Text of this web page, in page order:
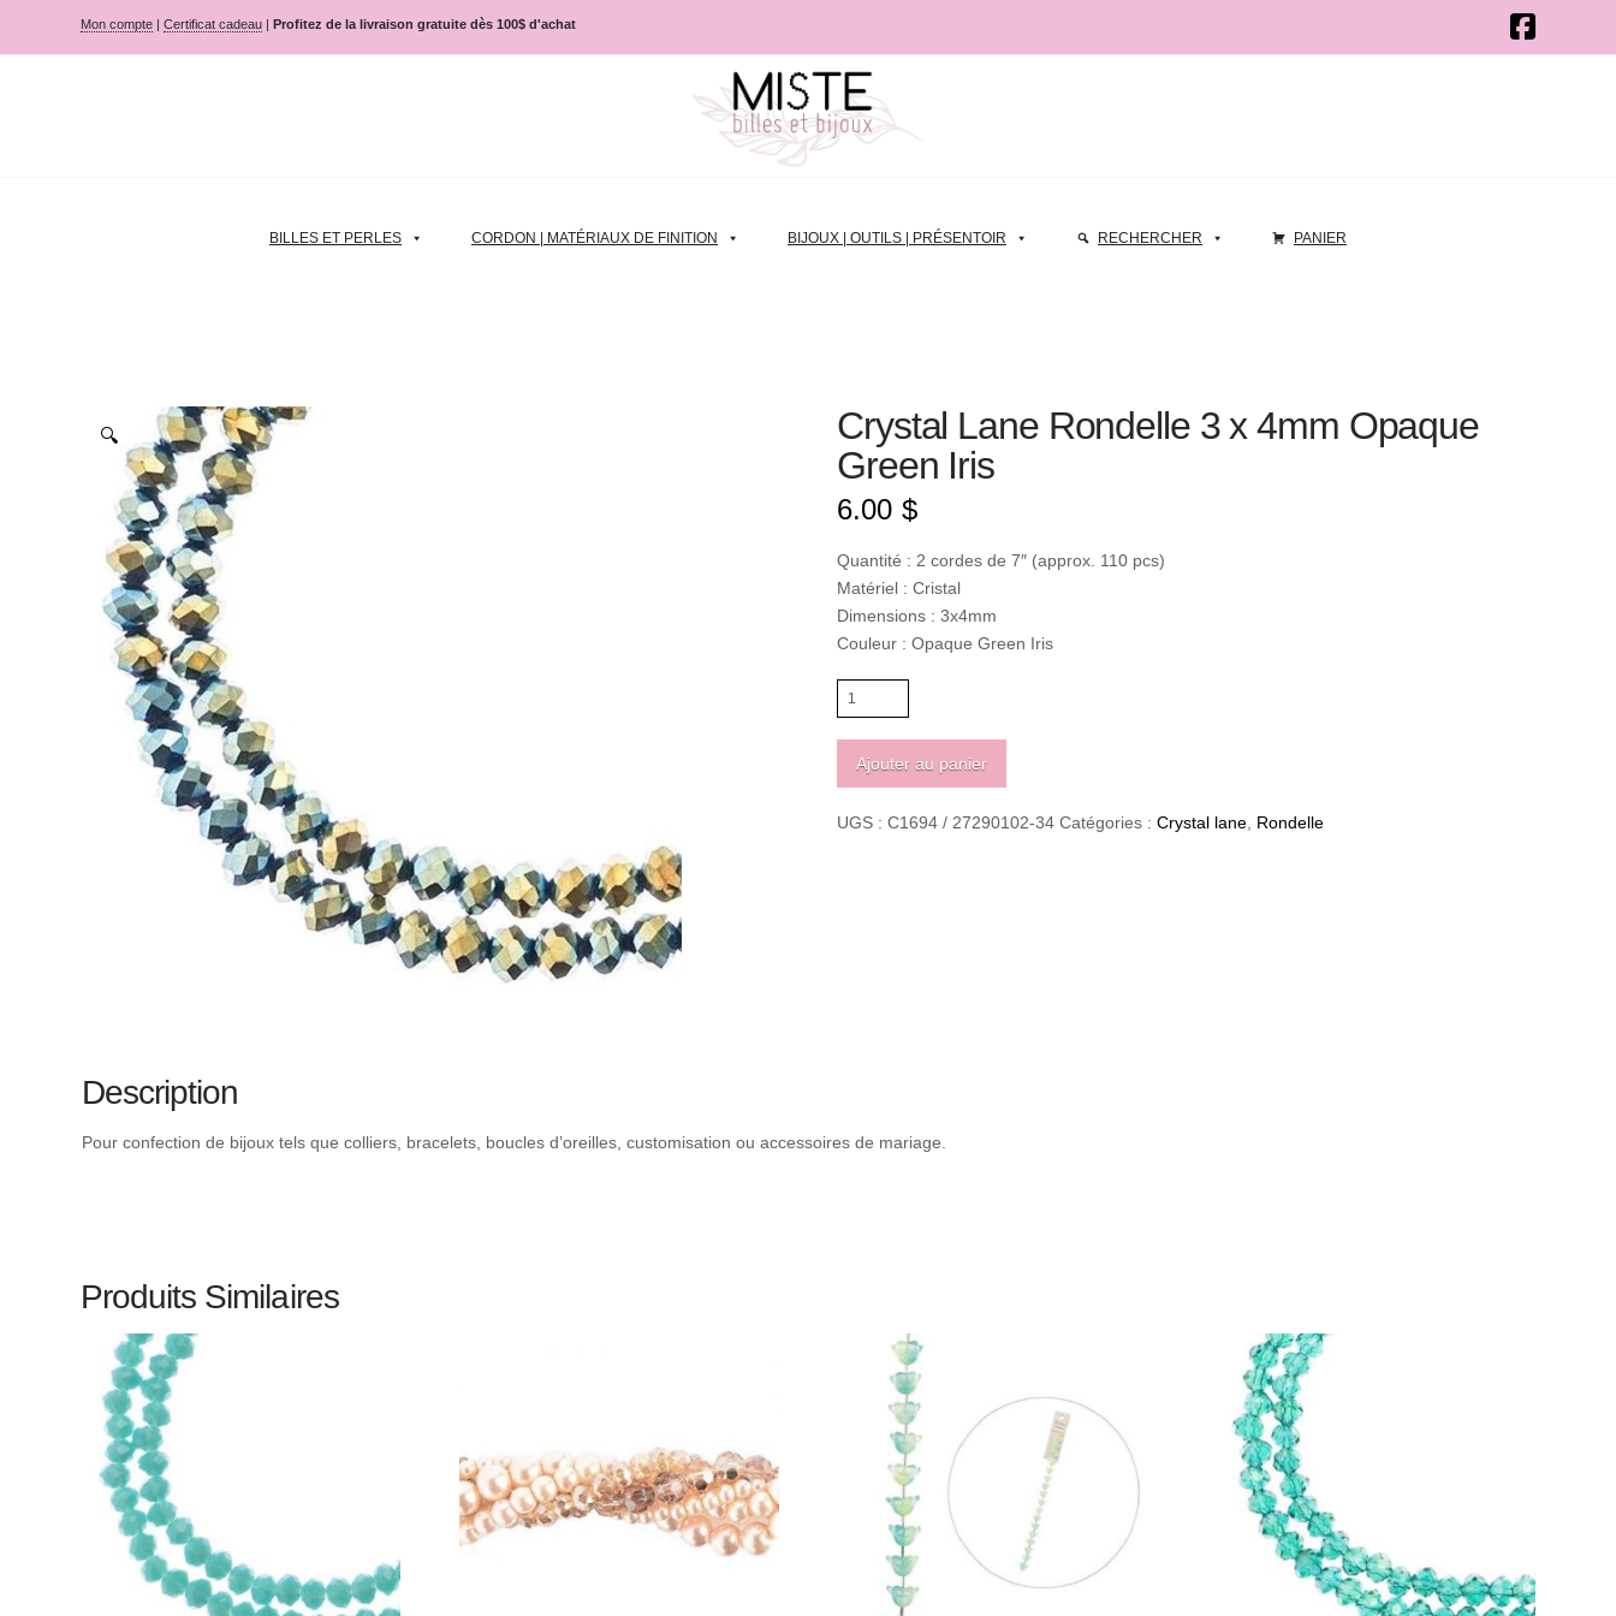
Mon compte |Certificat cadeau |Profitez de la livraison gratuite dès 100$ d'achat
BILLES ET PERLES CORDON | MATÉRIAUX DE FINITION BIJOUX | OUTILS | PRÉSENTOIR RECHERCHER PANIER
🔍
Crystal Lane Rondelle 3 x 4mm Opaque
Green Iris
6.00 $
Quantité : 2 cordes de 7″ (approx. 110 pcs)
Matériel : Cristal
Dimensions : 3x4mm
Couleur : Opaque Green Iris
quantité
de
Lane
3
Ajouter au panier
UGS :C1694 / 27290102-34 Catégories :Crystal lane Rondelle
Description
Pour confection de bijoux tels que colliers, bracelets, boucles d’oreilles, customisation ou accessoires de mariage.
Produits Similaires